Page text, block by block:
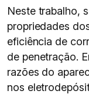
Neste trabalho,
propriedades
eficiência de
de penetração.
razões do
nos